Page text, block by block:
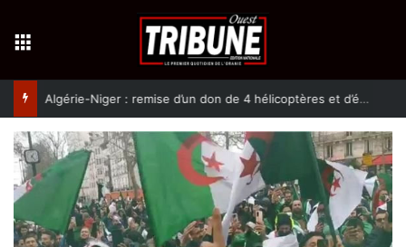
Algérie-Niger : remise d’un don de 4 hélicoptères et d’équipement militaires à l’armée nigérienne